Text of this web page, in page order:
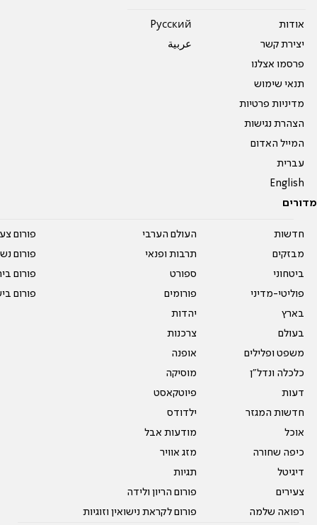
אודות
יצירת קשר
פרסמו אצלנו
תנאי שימוש
מדיניות פרטיות
הצהרת נגישות
המייל האדום
עברית
English
Pусский
عربية
מדורים
חדשות
מבזקים
ביטחוני
פוליטי-מדיני
בארץ
בעולם
משפט ופלילים
כלכלה ונדל"ן
דעות
חדשות המגזר
אוכל
כיפה שחורה
דיגיטל
צעירים
רפואה שלמה
העולם הערבי
תרבות ופנאי
ספורט
פורומים
יהדות
צרכנות
אופנה
מוסיקה
פיוטקאסט
ילדודס
מודעות אבל
מזג אוויר
תגיות
פורום הריון ולידה
פורום לקראת נישואין וזוגיות
פורום
פורום
פורום
פורום